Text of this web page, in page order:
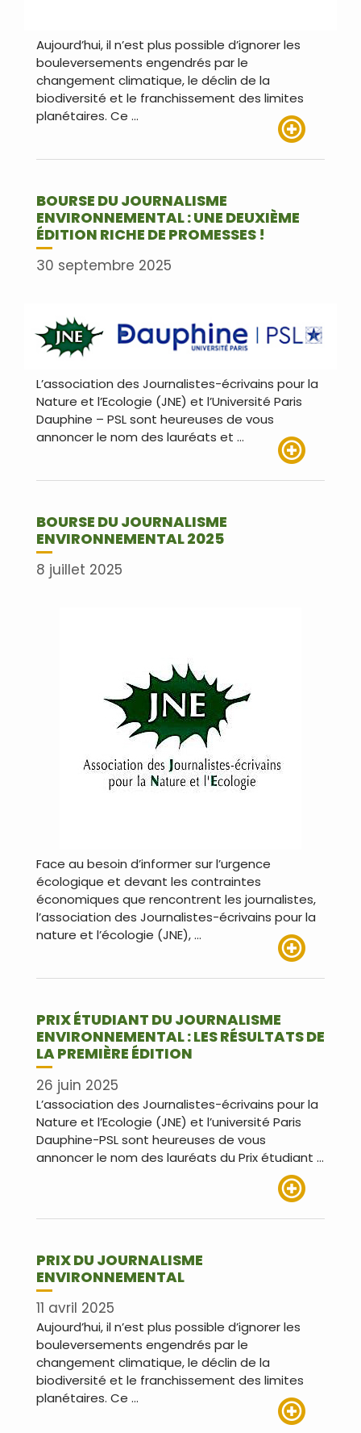
Aujourd’hui, il n’est plus possible d’ignorer les
bouleversements engendrés par le
changement climatique, le déclin de la
biodiversité et le franchissement des limites
planétaires. Ce …
BOURSE DU JOURNALISME
ENVIRONNEMENTAL : UNE DEUXIÈME
ÉDITION RICHE DE PROMESSES !
30 septembre 2025
L’association des Journalistes-écrivains pour la
Nature et l’Ecologie (JNE) et l’Université Paris
Dauphine – PSL sont heureuses de vous
annoncer le nom des lauréats et …
BOURSE DU JOURNALISME
ENVIRONNEMENTAL 2025
8 juillet 2025
Face au besoin d’informer sur l’urgence
écologique et devant les contraintes
économiques que rencontrent les journalistes,
l’association des Journalistes-écrivains pour la
nature et l’écologie (JNE), …
PRIX ÉTUDIANT DU JOURNALISME
ENVIRONNEMENTAL : LES RÉSULTATS DE
LA PREMIÈRE ÉDITION
26 juin 2025
L’association des Journalistes-écrivains pour la
Nature et l’Ecologie (JNE) et l’université Paris
Dauphine-PSL sont heureuses de vous
annoncer le nom des lauréats du Prix étudiant …
PRIX DU JOURNALISME
ENVIRONNEMENTAL
11 avril 2025
Aujourd’hui, il n’est plus possible d’ignorer les
bouleversements engendrés par le
changement climatique, le déclin de la
biodiversité et le franchissement des limites
planétaires. Ce …